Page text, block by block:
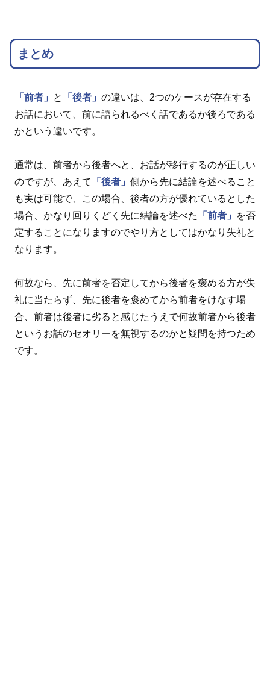
まとめ
「前者」 と 「後者」 の違いは、2つのケースが存在する
お話において、前に語られるべく話であるか後ろである
かという違いです。
通常は、前者から後者へと、お話が移行するのが正しい
のですが、あえて
「後者」 側から先に結論を述べること
も実は可能で、この場合、後者の方が優れているとした
場合、かなり回りくどく先に結論を述べた
「前者」
を否
定することになりますのでやり方としてはかなり失礼と
なります。
何故なら、先に前者を否定してから後者を褒める方が失
礼に当たらず、先に後者を褒めてから前者をけなす場
合、前者は後者に劣ると感じたうえで何故前者から後者
というお話のセオリーを無視するのかと疑問を持つため
です。